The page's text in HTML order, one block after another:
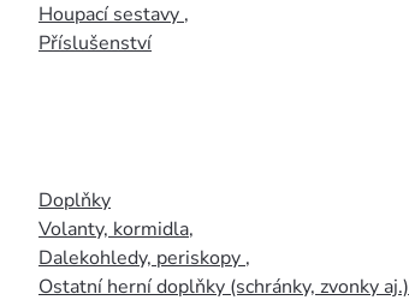
Houpací sestavy ,
Příslušenství
Doplňky
Volanty, kormidla,
Dalekohledy, periskopy ,
Ostatní herní doplňky (schránky, zvonky aj.)